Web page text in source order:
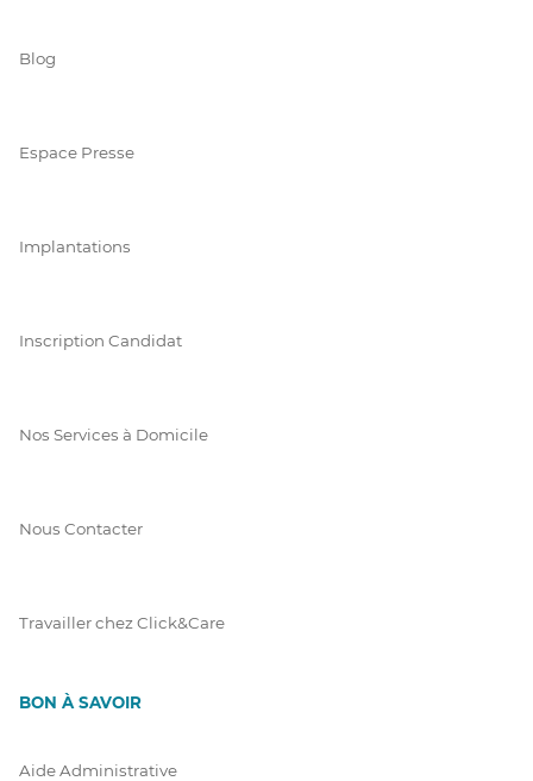
Blog
Espace Presse
Implantations
Inscription Candidat
Nos Services à Domicile
Nous Contacter
Travailler chez Click&Care
BON À SAVOIR
Aide Administrative